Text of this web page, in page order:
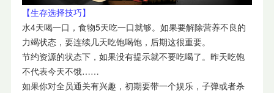
【生存选择技巧】
水4天喝一口，食物5天吃一口就够。如果要解除营养不良的
力竭状态，要连续几天吃饱喝饱，后期这很重要。
节约资源的状态下，如果没有提示就不要吃喝了。昨天吃饱
不代表今天不饿……
如果你对全员通关有兴趣，初期要带一个娱乐，子弹或者杀